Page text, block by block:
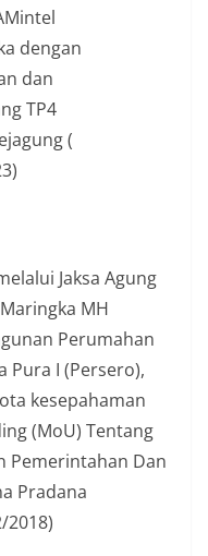
dengan
dan
TP4
(
Jaksa Agung
MH
Perumahan
Pura I (Persero),
kesepahaman
(MoU) Tentang
Pemerintahan Dan
Pradana
2018)